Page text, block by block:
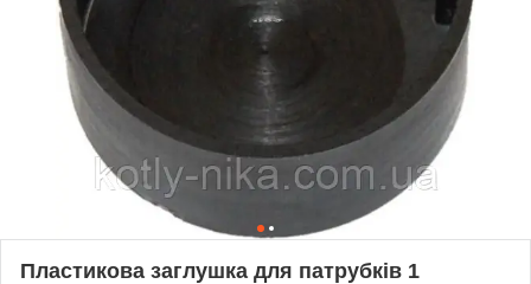
Пластикова заглушка для патрубків 1